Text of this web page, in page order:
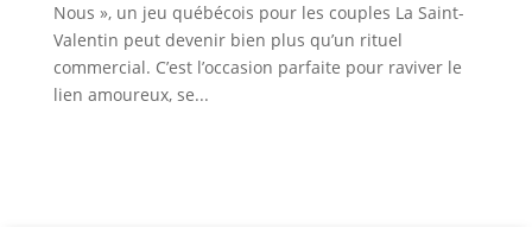
Nous », un jeu québécois pour les couples La Saint-
Valentin peut devenir bien plus qu’un rituel
commercial. C’est l’occasion parfaite pour raviver le
lien amoureux, se...